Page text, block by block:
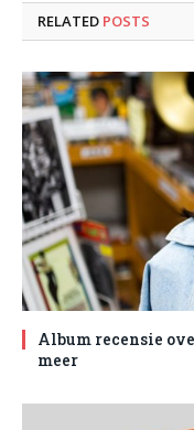
RELATED POSTS
Album recensie
meer